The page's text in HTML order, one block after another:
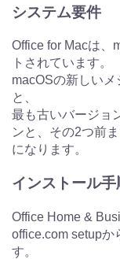
システム要件
Office for Macは、
トされています。
macOSの新しい
と、
最も古いバージョ
ンと、その2つ前
になります。
インストール手
Office Home &
office.com setupか
す。